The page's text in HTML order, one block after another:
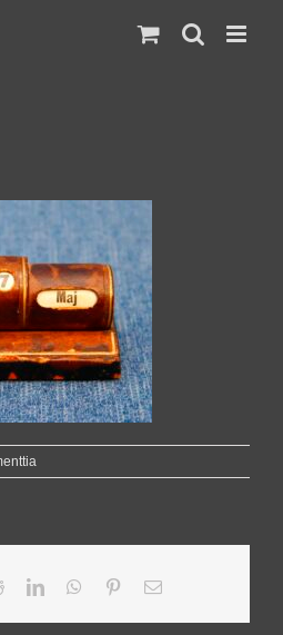
RedditLinkedInWhatsApp
PinterestSähköposti